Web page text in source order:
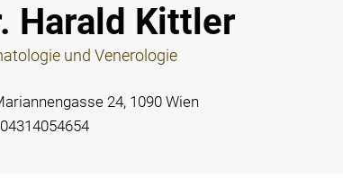
Harald Kittler
und Venerologie
24, 1090 Wien